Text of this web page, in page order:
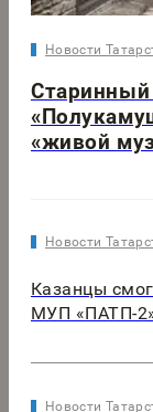
Новости
Старинный
«живой
Новости
Казанцы
МУП «ПАТП-2»
Новости